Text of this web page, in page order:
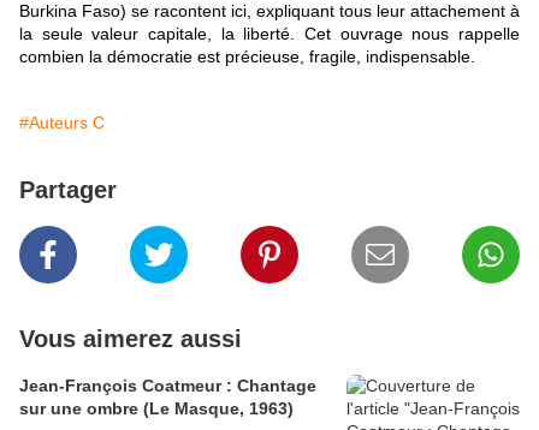
Burkina Faso) se racontent ici, expliquant tous leur attachement à
la seule valeur capitale, la liberté. Cet ouvrage nous rappelle
combien la démocratie est précieuse, fragile, indispensable.
#Auteurs C
Partager
Vous aimerez aussi
Jean-François Coatmeur : Chantage
sur une ombre (Le Masque, 1963)